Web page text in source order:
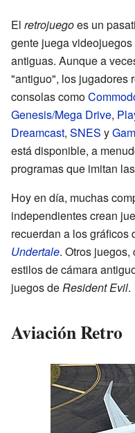
El retrojuegoes un
gente juega
antiguas. Aunque a
"antiguo", los jugadores
consolas como
Genesis/Mega Drive,
Dreamcast, SNES y
está disponible, a
programas que imitan
Hoy en día, muchas
independientes crean
recuerdan a los gráficos
Undertale. Otros juegos,
estilos de cámara
juegos deResident Evil.
Aviación Retro